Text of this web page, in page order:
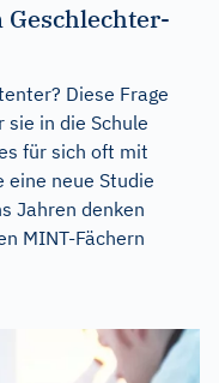
Geschlechter-
Diese Frage
in die Schule
für sich oft mit
neue Studie
Jahren denken
MINT-Fächern